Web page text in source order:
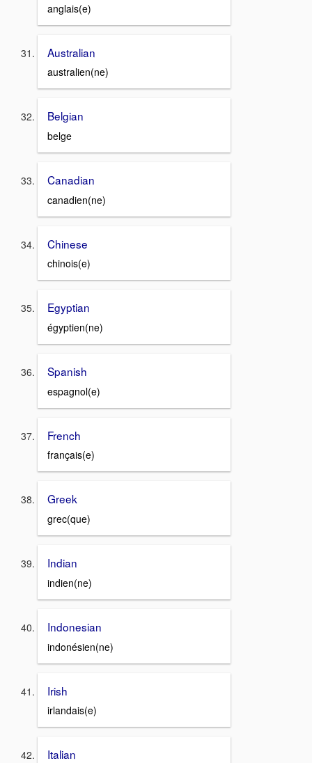
anglais(e)
Australian
australien(ne)
Belgian
belge
Canadian
canadien(ne)
Chinese
chinois(e)
Egyptian
égyptien(ne)
Spanish
espagnol(e)
French
français(e)
Greek
grec(que)
Indian
indien(ne)
Indonesian
indonésien(ne)
Irish
irlandais(e)
Italian